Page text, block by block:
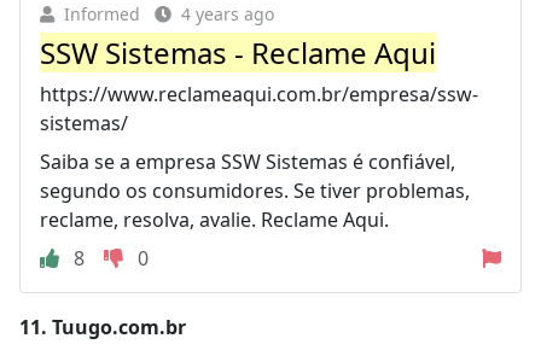
Informed 4 years ago
SSW Sistemas - Reclame Aqui
https://www.reclameaqui.com.br/empresa/ssw-
sistemas/
Saiba se a empresa SSW Sistemas é confiável,
segundo os consumidores. Se tiver problemas,
reclame, resolva, avalie. Reclame Aqui.
8
0
11. Tuugo.com.br